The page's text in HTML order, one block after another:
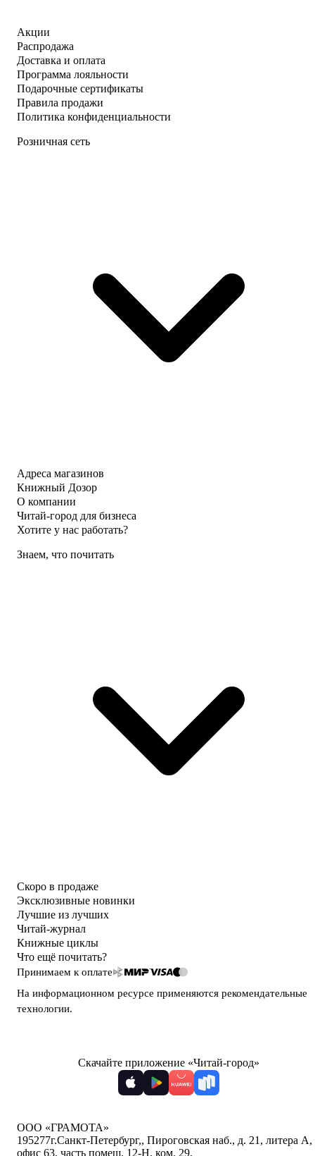
Акции
Распродажа
Доставка и оплата
Программа лояльности
Подарочные сертификаты
Правила продажи
Политика конфиденциальности
Розничная сеть
Адреса магазинов
Книжный Дозор
О компании
Читай-город для бизнеса
Хотите у нас работать?
Знаем, что почитать
Скоро в продаже
Эксклюзивные новинки
Лучшие из лучших
Читай-журнал
Книжные циклы
Что ещё почитать?
Принимаем к оплате
На информационном ресурсе применяются рекомендательные
технологии.
Скачайте приложение «Читай-город»
ООО «ГРАМОТА»
195277г.Санкт-Петербург,, Пироговская наб., д. 21, литера А,
офис 63, часть помещ. 12-Н, ком. 29,